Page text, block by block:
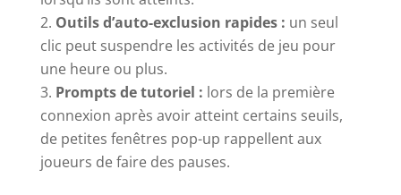
Outils d’auto-exclusion rapides : un seul
clic peut suspendre les activités de jeu pour
une heure ou plus.
Prompts de tutoriel : lors de la première
connexion après avoir atteint certains seuils,
de petites fenêtres pop-up rappellent aux
joueurs de faire des pauses.